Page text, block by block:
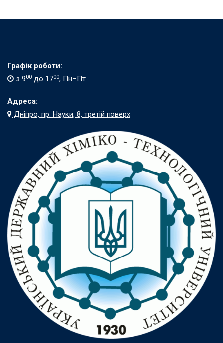
Графік роботи:
з 900 до 1700, Пн–Пт
Адреса:
Дніпро, пр. Науки, 8, третій поверх